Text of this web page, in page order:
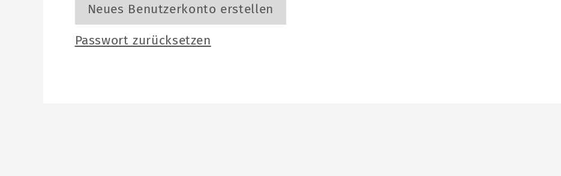
Neues Benutzerkonto erstellen
Passwort zurücksetzen